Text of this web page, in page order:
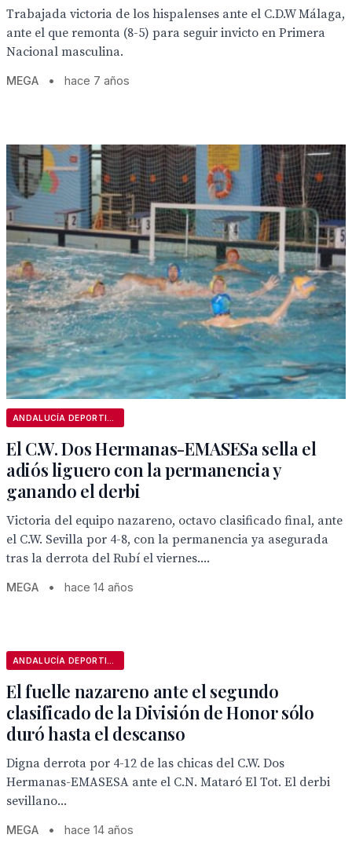
Trabajada victoria de los hispalenses ante el C.D.W Málaga,
ante el que remonta (8-5) para seguir invicto en Primera
Nacional masculina.
MEGA • hace 7 años
El C.W. Dos Hermanas-EMASESa sella el
adiós liguero con la permanencia y
ganando el derbi
Victoria del equipo nazareno, octavo clasificado final, ante
el C.W. Sevilla por 4-8, con la permanencia ya asegurada
tras la derrota del Rubí el viernes....
MEGA • hace 14 años
El fuelle nazareno ante el segundo
clasificado de la División de Honor sólo
duró hasta el descanso
Digna derrota por 4-12 de las chicas del C.W. Dos
Hermanas-EMASESA ante el C.N. Mataró El Tot. El derbi
sevillano...
MEGA • hace 14 años